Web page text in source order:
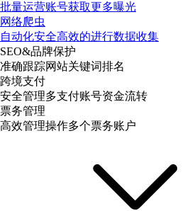
批量运营账号获取更多曝光
网络爬虫
自动化安全高效的进行数据收集
SEO&品牌保护
准确跟踪网站关键词排名
跨境支付
安全管理多支付账号资金流转
票务管理
高效管理操作多个票务账户